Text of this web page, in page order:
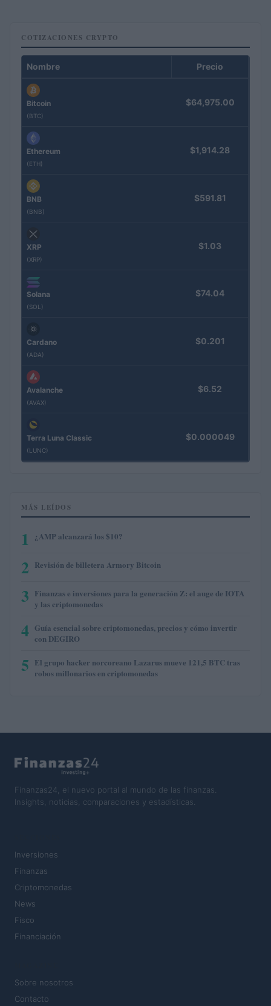
COTIZACIONES CRYPTO
Nombre Precio
Bitcoin
(BTC)
$64,975.00
Ethereum
(ETH)
$1,914.28
BNB
(BNB)
$591.81
XRP
(XRP)
$1.03
Solana
(SOL)
$74.04
Cardano
(ADA)
$0.201
Avalanche
(AVAX)
$6.52
Terra Luna Classic
(LUNC)
$0.000049
MÁS LEÍDOS
1 ¿AMP alcanzará los $10?
2 Revisión de billetera Armory Bitcoin
3 Finanzas e inversiones para la generación Z: el auge de IOTA
y las criptomonedas
4 Guía esencial sobre criptomonedas, precios y cómo invertir
con DEGIRO
5 El grupo hacker norcoreano Lazarus mueve 121,5 BTC tras
robos millonarios en criptomonedas
Finanzas24, el nuevo portal al mundo de las finanzas.
Insights, noticias, comparaciones y estadísticas.
Inversiones
Finanzas
Criptomonedas
News
Fisco
Financiación
Sobre nosotros
Contacto